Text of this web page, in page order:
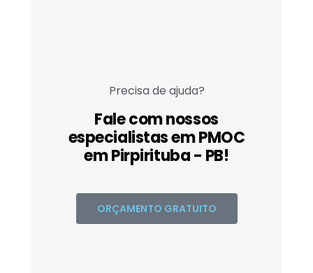
Precisa de ajuda?
Fale com nossos
especialistas em PMOC
em Pirpirituba - PB!
ORÇAMENTO GRATUITO